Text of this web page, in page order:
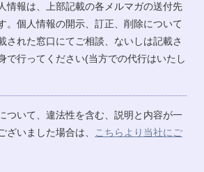
情報は、上部記載の各メルマガの送付先
。個人情報の開示、訂正、削除について
された窓口にてご相談、ないしは記載さ
で行ってください(当方での代行はいたし
ついて、違法性を含む、説明と内容が一
ざいました場合は、
こちらより当社にご